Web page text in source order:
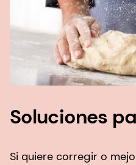
Soluciones
Si quiere corregir o